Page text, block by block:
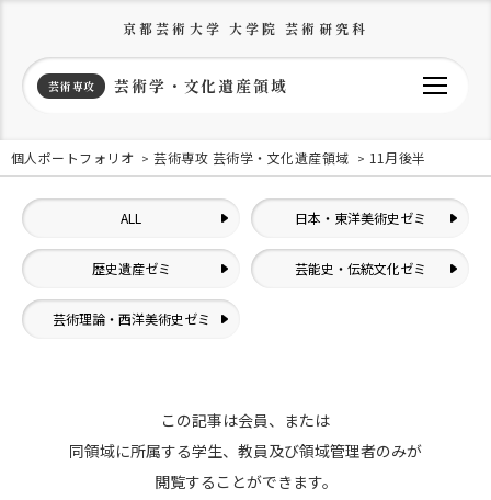
京都芸術大学 大学院 芸術研究科
芸術専攻 芸術学・文化遺産領域
個人ポートフォリオ 芸術専攻 芸術学・文化遺産領域 11月後半
ALL 日本・東洋美術史ゼミ
歴史遺産ゼミ 芸能史・伝統文化ゼミ
芸術理論・西洋美術史ゼミ
この記事は会員、または
同領域に所属する学生、教員及び領域管理者のみが
閲覧することができます。